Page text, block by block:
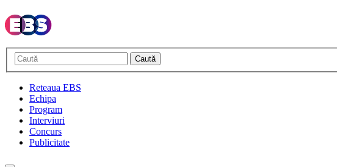
Caută
Reteaua EBS
Echipa
Program
Interviuri
Concurs
Publicitate